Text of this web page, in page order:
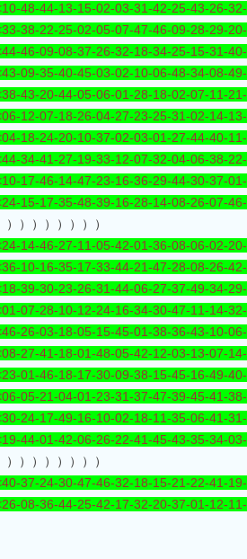
48-44-13-15-02-03-31-42-25-43-26-
38-22-25-02-05-07-47-46-09-28-29-
46-09-08-37-26-32-18-34-25-15-31-
09-35-40-45-03-02-10-06-48-34-08-
43-20-44-05-06-01-28-18-02-07-11-
12-07-18-26-04-27-23-25-31-02-14-
18-24-20-10-37-02-03-01-27-44-40-
34-41-27-19-33-12-07-32-04-06-38-
17-46-14-47-23-16-36-29-44-30-37-
15-17-35-48-39-16-28-14-08-26-07-
）））））））
14-46-27-11-05-42-01-36-08-06-02-
10-16-35-17-33-44-21-47-28-08-26-
39-30-23-26-31-44-06-27-37-49-34-
07-28-10-12-24-16-34-30-47-11-14-
26-03-18-05-15-45-01-38-36-43-10-
27-41-18-01-48-05-42-12-03-13-07-
01-46-18-17-30-09-38-15-45-16-49-
05-21-04-01-23-31-37-47-39-45-41-
24-17-49-16-10-02-18-11-35-06-41-
44-01-42-06-26-22-41-45-43-35-34-
）））））））
37-24-30-47-46-32-18-15-21-22-41-
08-36-44-25-42-17-32-20-37-01-12-